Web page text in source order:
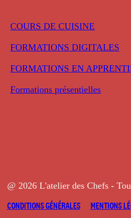
COURS DE CUISINE
FORMATIONS DIGITALES
FORMATIONS EN
Formations présentielles
@ 2026 L'atelier des Chefs -
CONDITIONS GÉNÉRALES
MENTIONS